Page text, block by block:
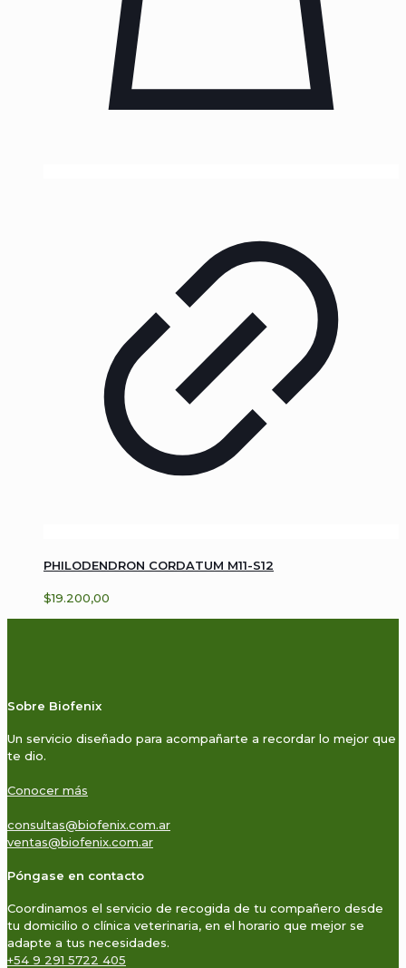
PHILODENDRON CORDATUM M11-S12
$19.200,00
Sobre Biofenix
Un servicio diseñado para acompañarte a recordar lo mejor que
te dio.
Conocer más
consultas@biofenix.com.ar
ventas@biofenix.com.ar
Póngase en contacto
Coordinamos el servicio de recogida de tu compañero desde
tu domicilio o clínica veterinaria, en el horario que mejor se
adapte a tus necesidades.
+54 9 291 5722 405